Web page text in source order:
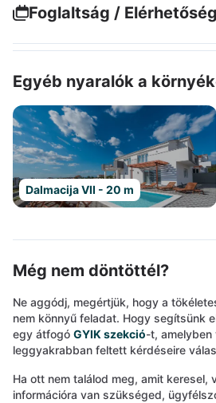
Foglaltság / Elérhetőség
Egyéb nyaralók a
Dalmacija VII - 20 m
Még nem döntöttél?
Ne aggódj, megértjük, hogy a
nem könnyű feladat. Hogy segítsünk
egy átfogó GYIK szekció-t, amelyben
leggyakrabban feltett kérdéseire
Ha ott nem találod meg, amit keresel,
információra van szükséged,